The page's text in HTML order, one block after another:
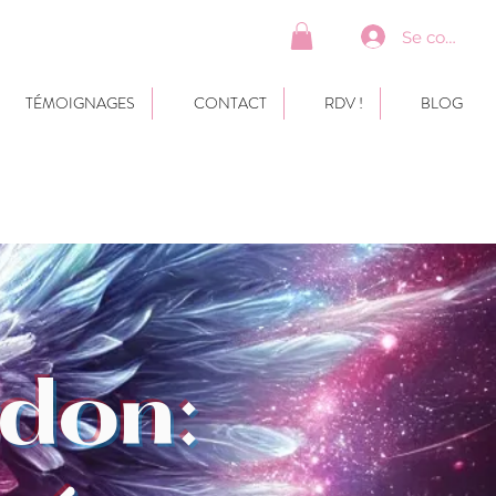
Se
TÉMOIGNAGES CONTACT RDV ! BLOG